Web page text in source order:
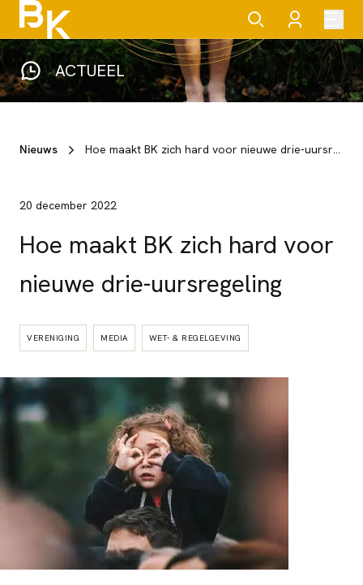
ACTUEEL
Nieuws Hoe maakt BK zich hard voor nieuwe drie-uursregeling
20 december 2022
Hoe maakt BK zich hard voor
nieuwe drie-uursregeling
VERENIGING MEDIA WET- & REGELGEVING